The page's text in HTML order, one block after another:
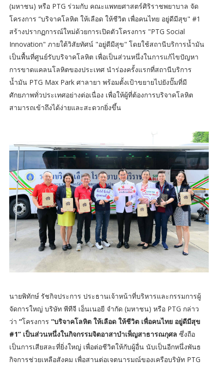
(มหาชน) หรือ PTG ร่วมกับ คณะแพทยศาสตร์ศิริราชพยาบาล จัด
โครงการ “บริจาคโลหิต ให้เลือด ให้ชีวิต เพื่อคนไทย อยู่ดีมีสุข" #1
สร้างปรากฏการณ์ใหม่ด้วยการเปิดตัวโครงการ "PTG Social
Innovation" ภายใต้วิสัยทัศน์ "อยู่ดีมีสุข" โดยใช้สถานีบริการน้ำมัน
เป็นพื้นที่ศูนย์รับบริจาคโลหิต เพื่อเป็นส่วนหนึ่งในการแก้ไขปัญหา
การขาดแคลนโลหิตของประเทศ นำร่องครั้งแรกที่สถานีบริการ
น้ำมัน PTG Max Park ศาลายา พร้อมตั้งเป้าขยายไปยังปั๊มที่มี
ศักยภาพทั่วประเทศอย่างต่อเนื่อง เพื่อให้ผู้ที่ต้องการบริจาคโลหิต
สามารถเข้าถึงได้ง่ายและสะดวกยิ่งขึ้น
นายพิทักษ์ รัชกิจประการ ประธานเจ้าหน้าที่บริหารและกรรมการผู้
จัดการใหญ่ บริษัท พีทีจี เอ็นเนอยี จำกัด (มหาชน) หรือ PTG กล่าว
ว่า “โครงการ “บริจาคโลหิต ให้เลือด ให้ชีวิต เพื่อคนไทย อยู่ดีมีสุข
#1” เป็นส่วนหนึ่งในกิจกรรมจิตอาสาบำเพ็ญสาธารณกุศล ซึ่งถือ
เป็นการเสียสละที่ยิ่งใหญ่ เพื่อต่อชีวิตให้กับผู้อื่น นับเป็นอีกหนึ่งพันธ
กิจการช่วยเหลือสังคม เพื่อสานต่อเจตนารมณ์ของเครือบริษัท PTG